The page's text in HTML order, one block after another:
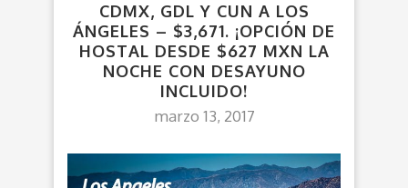
CDMX, GDL Y CUN A LOS
ÁNGELES – $3,671. ¡OPCIÓN DE
HOSTAL DESDE $627 MXN LA
NOCHE CON DESAYUNO
INCLUIDO!
marzo 13, 2017